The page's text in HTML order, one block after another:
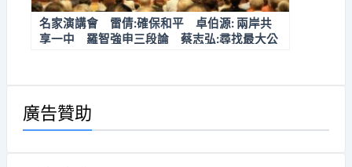
名家演講會 雷倩:確保和平 卓伯源: 兩岸共
享一中 羅智強申三段論 蔡志弘:尋找最大公
廣告贊助